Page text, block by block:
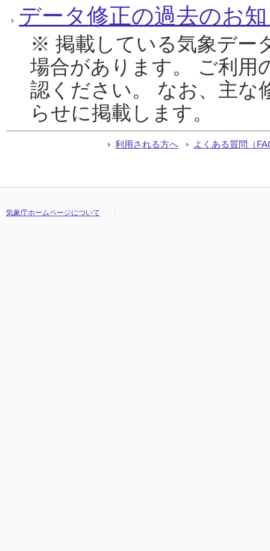
データ修正の過去のお
※ 掲載している気象デー
場合があります。 ご利用
認ください。 なお、主な
らせに掲載します。
利用される方へ よくある質問（
気象庁ホームページについて